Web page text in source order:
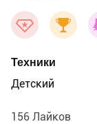
Техники
Детский
156 Лайков